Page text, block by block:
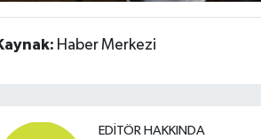
Haber Merkezi
EDITÖR HAKKINDA